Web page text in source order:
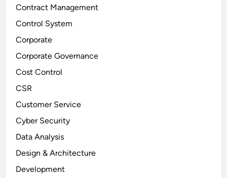
Contract Management
Control System
Corporate
Corporate Governance
Cost Control
CSR
Customer Service
Cyber Security
Data Analysis
Design & Architecture
Development